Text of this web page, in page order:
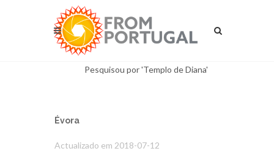
Pesquisou por 'Templo de Diana'
Évora
Actualizado em 2018-07-12